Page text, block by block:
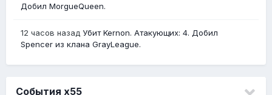
Добил MorgueQueen.
12 часов назад Убит Kernon. Атакующих: 4. Добил
Spencer из клана GrayLeague.
События х55